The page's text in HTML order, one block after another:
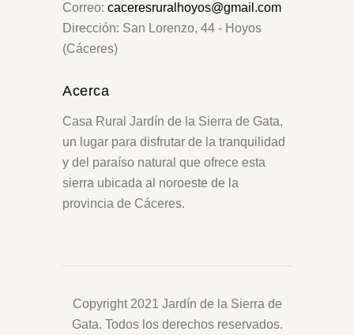
Correo: caceresruralhoyos@gmail.com
Dirección: San Lorenzo, 44 - Hoyos
(Cáceres)
Acerca
Casa Rural Jardín de la Sierra de Gata,
un lugar para disfrutar de la tranquilidad
y del paraíso natural que ofrece esta
sierra ubicada al noroeste de la
provincia de Cáceres.
Copyright 2021 Jardín de la Sierra de
Gata. Todos los derechos reservados.